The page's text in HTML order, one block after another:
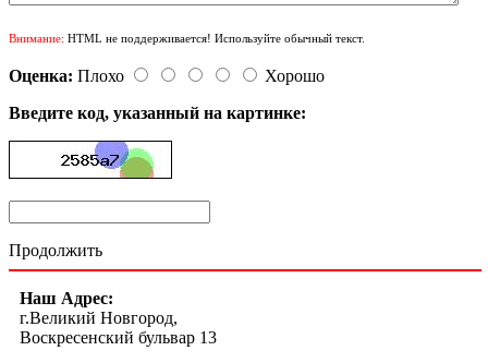
Внимание: HTML не поддерживается! Используйте обычный текст.
Оценка: Плохо
Хорошо
Введите код, указанный на картинке:
Продолжить
Наш Адрес:
г.Великий Новгород,
Воскресенский бульвар 13